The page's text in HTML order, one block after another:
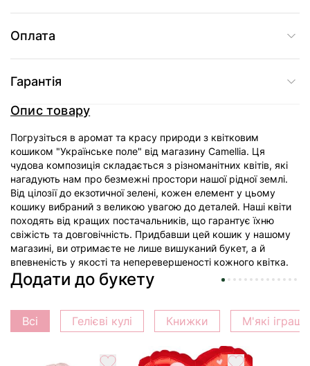
Оплата
Гарантія
Опис товару
Погрузіться в аромат та красу природи з квітковим
кошиком "Українське поле" від магазину Camellia. Ця
чудова композиція складається з різноманітних квітів, які
нагадують нам про безмежні простори нашої рідної землі.
Від цілозії до екзотичної зелені, кожен елемент у цьому
кошику вибраний з великою увагою до деталей. Наші квіти
походять від кращих постачальників, що гарантує їхню
свіжість та довговічність. Придбавши цей кошик у нашому
магазині, ви отримаєте не лише вишуканий букет, а й
впевненість у якості та неперевершеності кожного квітка.
Додати до букету
Всі Гелієві кулі Книжки М'які